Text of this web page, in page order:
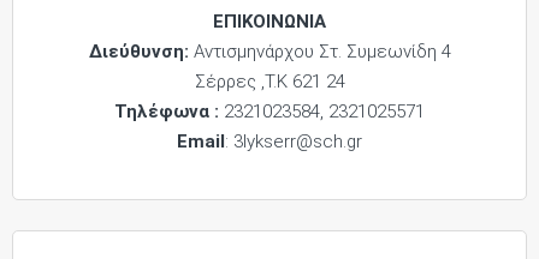
ΕΠΙΚΟΙΝΩΝΙΑ
Διεύθυνση: Αντισμηνάρχου Στ. Συμεωνίδη 4
Σέρρες ,Τ.Κ 621 24
Τηλέφωνα : 2321023584, 2321025571
Email: 3lykserr@sch.gr